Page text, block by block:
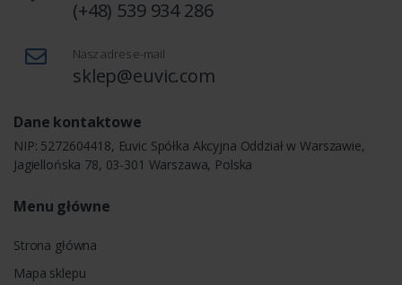
(+48) 539 934 286
Nasz adres e-mail
sklep@euvic.com
Dane kontaktowe
NIP: 5272604418, Euvic Spółka Akcyjna Oddział w Warszawie,
Jagiellońska 78, 03-301 Warszawa, Polska
Menu główne
Strona główna
Mapa sklepu